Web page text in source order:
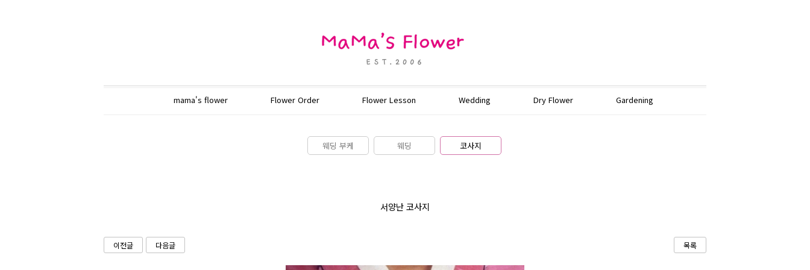
mama's flower Flower Order Flower Lesson Wedding Dry Flower Gardening
웨딩 부케 웨딩 코사지
서양난 코사지
이전글 다음글 목록